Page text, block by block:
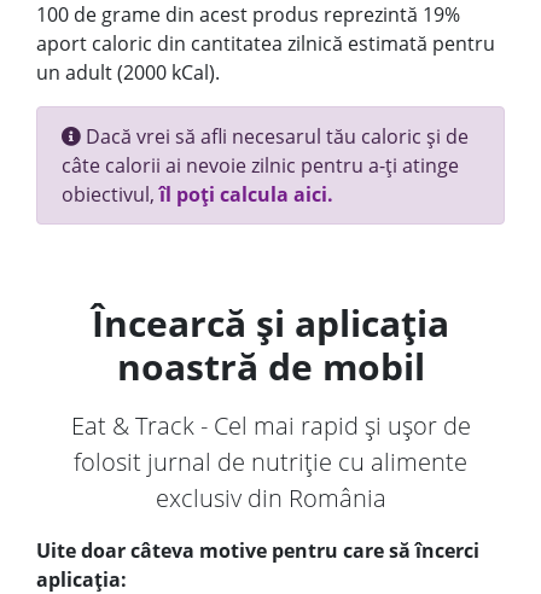
100 de grame din acest produs reprezintă 19%
aport caloric din cantitatea zilnică estimată pentru
un adult (2000 kCal).
Dacă vrei să afli necesarul tău caloric și de
câte calorii ai nevoie zilnic pentru a-ți atinge
obiectivul,îl poți calcula aici.
Încearcă și aplicația
noastră de mobil
Eat & Track - Cel mai rapid și ușor de
folosit jurnal de nutriție cu alimente
exclusiv din România
Uite doar câteva motive pentru care să încerci
aplicația: